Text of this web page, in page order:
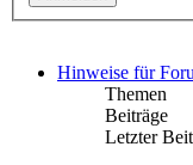
Hinweise für
Themen
Beiträge
Letzter